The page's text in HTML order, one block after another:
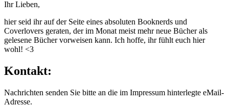
Ihr Lieben,
hier seid ihr auf der Seite eines absoluten Booknerds und
Coverlovers geraten, der im Monat meist mehr neue Bücher als
gelesene Bücher vorweisen kann. Ich hoffe, ihr fühlt euch hier
wohl! <3
Kontakt:
Nachrichten senden Sie bitte an die im Impressum hinterlegte eMail-
Adresse.